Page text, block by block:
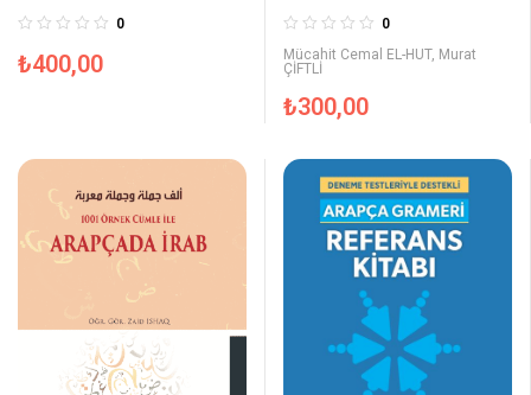
0
₺400,00
Kompozisyon
0
Mücahit Cemal EL-HUT, Murat
ÇİFTLİ
₺300,00